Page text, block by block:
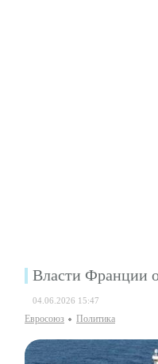
Власти Франции
04.06.2026 15:47
Евросоюз Политика